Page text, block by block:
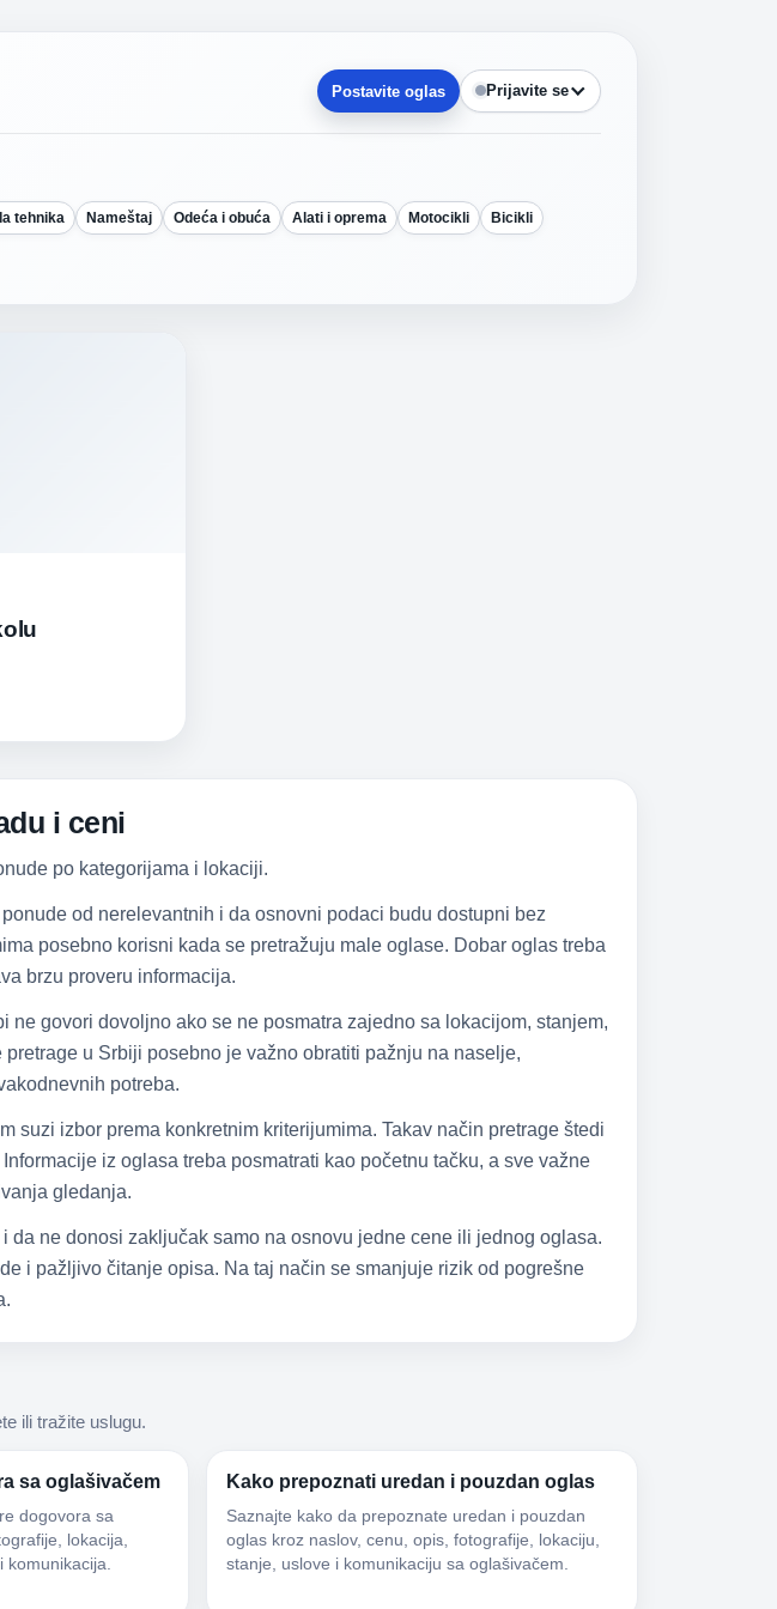
Postavite oglas Prijavite se
tehnika Nameštaj Odeća i obuća Alati i oprema Motocikli
Bicikli
i ceni
po kategorijama i lokaciji.
od nerelevantnih i da osnovni podaci budu dostupni bez
posebno korisni kada se pretražuju male oglase. Dobar oglas treba
brzu proveru informacija.
govori dovoljno ako se ne posmatra zajedno sa lokacijom, stanjem,
u Srbiji posebno je važno obratiti pažnju na naselje,
potreba.
suzi izbor prema konkretnim kriterijumima. Takav način pretrage štedi
iz oglasa treba posmatrati kao početnu tačku, a sve važne
gledanja.
ne donosi zaključak samo na osnovu jedne cene ili jednog oglasa.
i pažljivo čitanje opisa. Na taj način se smanjuje rizik od pogrešne
ili tražite uslugu.
sa oglašivačem
dogovora sa
lokacija,
Kako prepoznati uredan i pouzdan oglas
Saznajte kako da prepoznate uredan i pouzdan
oglas kroz naslov, cenu, opis, fotografije, lokaciju,
stanje, uslove i komunikaciju sa oglašivačem.